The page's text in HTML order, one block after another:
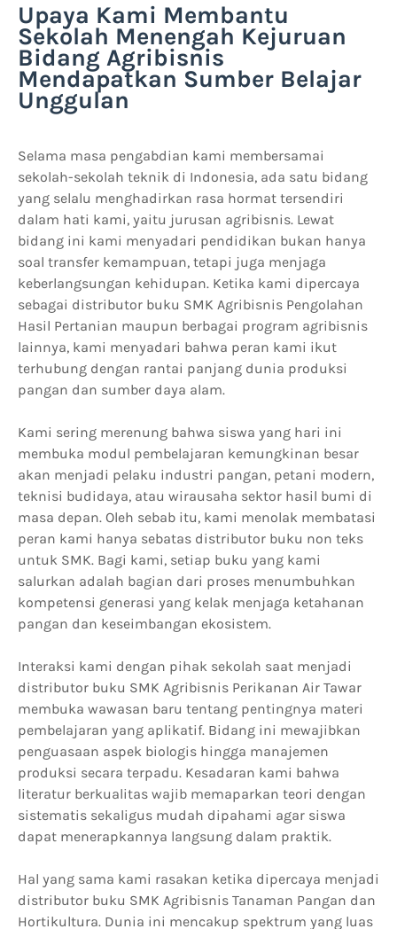
Upaya Kami Membantu
Sekolah Menengah Kejuruan
Bidang Agribisnis
Mendapatkan Sumber Belajar
Unggulan
Selama masa pengabdian kami membersamai
sekolah-sekolah teknik di Indonesia, ada satu bidang
yang selalu menghadirkan rasa hormat tersendiri
dalam hati kami, yaitu jurusan agribisnis. Lewat
bidang ini kami menyadari pendidikan bukan hanya
soal transfer kemampuan, tetapi juga menjaga
keberlangsungan kehidupan. Ketika kami dipercaya
sebagai distributor buku SMK Agribisnis Pengolahan
Hasil Pertanian maupun berbagai program agribisnis
lainnya, kami menyadari bahwa peran kami ikut
terhubung dengan rantai panjang dunia produksi
pangan dan sumber daya alam.
Kami sering merenung bahwa siswa yang hari ini
membuka modul pembelajaran kemungkinan besar
akan menjadi pelaku industri pangan, petani modern,
teknisi budidaya, atau wirausaha sektor hasil bumi di
masa depan. Oleh sebab itu, kami menolak membatasi
peran kami hanya sebatas distributor buku non teks
untuk SMK. Bagi kami, setiap buku yang kami
salurkan adalah bagian dari proses menumbuhkan
kompetensi generasi yang kelak menjaga ketahanan
pangan dan keseimbangan ekosistem.
Interaksi kami dengan pihak sekolah saat menjadi
distributor buku SMK Agribisnis Perikanan Air Tawar
membuka wawasan baru tentang pentingnya materi
pembelajaran yang aplikatif. Bidang ini mewajibkan
penguasaan aspek biologis hingga manajemen
produksi secara terpadu. Kesadaran kami bahwa
literatur berkualitas wajib memaparkan teori dengan
sistematis sekaligus mudah dipahami agar siswa
dapat menerapkannya langsung dalam praktik.
Hal yang sama kami rasakan ketika dipercaya menjadi
distributor buku SMK Agribisnis Tanaman Pangan dan
Hortikultura. Dunia ini mencakup spektrum yang luas